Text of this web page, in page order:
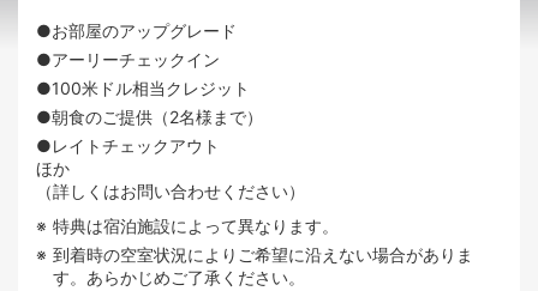
●お部屋のアップグレード
●アーリーチェックイン
●100米ドル相当クレジット
●朝食のご提供（2名様まで）
●レイトチェックアウト
ほか
（詳しくはお問い合わせください）
特典は宿泊施設によって異なります。
到着時の空室状況によりご希望に沿えない場合がありま
す。あらかじめご了承ください。